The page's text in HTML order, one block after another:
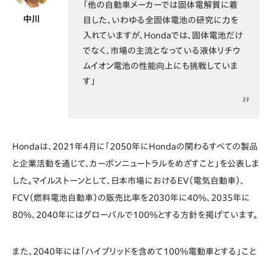
中川
「他の自動車メーカーでは固体電解質に着
目した、いわゆる全固体電池の研究に力を
入れていますが、Hondaでは、固体電池だけ
でなく、市場の主流となっている液体リチウ
ムイオン電池の性能向上にも挑戦していま
す」
Hondaは、2021年4月に「2050年にHondaの関わるすべての製品
と企業活動を通じて、カーボンニュートラルをめざすこと」を公表しま
した。マイルストーンとして、日本市場におけるEV（電気自動車）、
FCV（燃料電池自動車）の販売比率を2030年に40％、2035年に
80％、2040年にはグローバルで100％とする方針を掲げています。
また、2040年には「ハイブリッドを含めて100％電動車とする」こと